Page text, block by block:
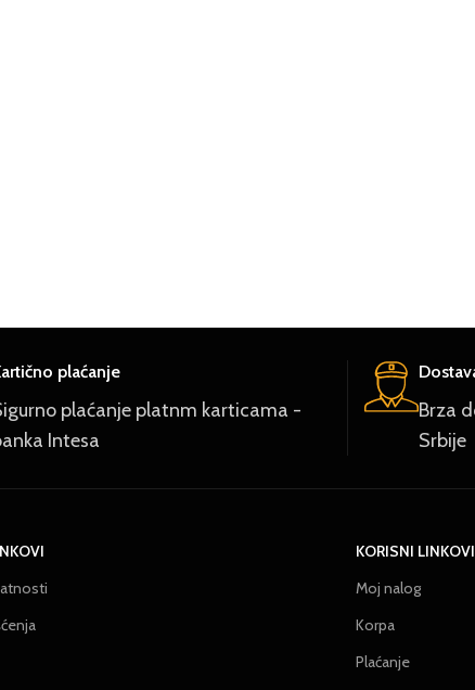
plaćanje
plaćanje platnm karticama -
Intesa
Brza
Srbije
KORISNI LINKOVI
Moj nalog
Korpa
Plaćanje